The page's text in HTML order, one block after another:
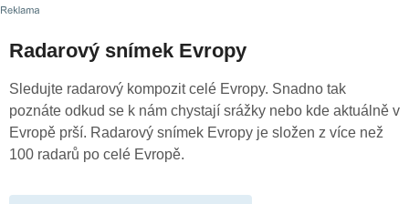
Radarový snímek Evropy
Sledujte radarový kompozit celé Evropy. Snadno tak
poznáte odkud se k nám chystají srážky nebo kde aktuálně v
Evropě prší. Radarový snímek Evropy je složen z více než
100 radarů po celé Evropě.